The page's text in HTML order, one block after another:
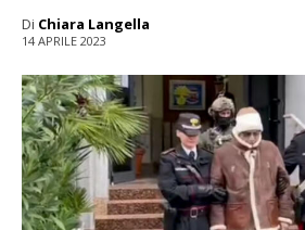
Di Chiara Langella
14 APRILE 2023